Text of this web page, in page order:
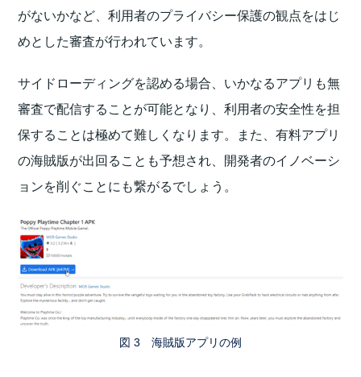
がないかなど、利用者のプライバシー保護の観点をはじ
めとした審査が行われています。
サイドローディングを認める場合、いかなるアプリも無
審査で配信することが可能となり、利用者の安全性を担
保することは極めて難しくなります。また、有料アプリ
の海賊版が出回ることも予想され、開発者のイノベーシ
ョンを削ぐことにも繋がるでしょう。
図 3 海賊版アプリの例